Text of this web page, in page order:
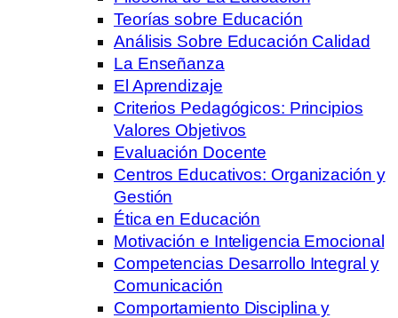
Teorías sobre Educación
Análisis Sobre Educación Calidad
La Enseñanza
El Aprendizaje
Criterios Pedagógicos: Principios
Valores Objetivos
Evaluación Docente
Centros Educativos: Organización y
Gestión
Ética en Educación
Motivación e Inteligencia Emocional
Competencias Desarrollo Integral y
Comunicación
Comportamiento Disciplina y